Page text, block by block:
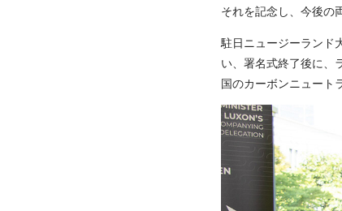
それを記念し、今後の
駐日ニュージーランド
い、署名式終了後に、
国のカーボンニュート